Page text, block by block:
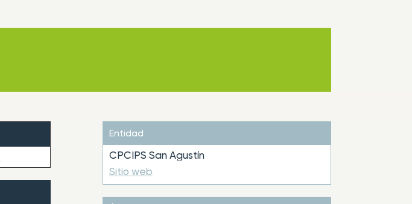
Entidad
CPCIPS San Agustín
Sitio web